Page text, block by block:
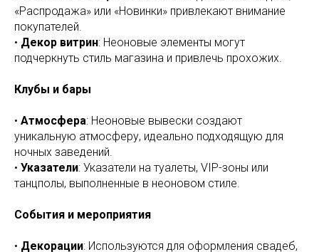
«Распродажа» или «Новинки» привлекают внимание
покупателей.
• Декор витрин: Неоновые элементы могут
подчеркнуть стиль магазина и привлечь прохожих.
Клубы и бары
• Атмосфера: Неоновые вывески создают
уникальную атмосферу, идеально подходящую для
ночных заведений.
• Указатели: Указатели на туалеты, VIP-зоны или
танцполы, выполненные в неоновом стиле.
События и мероприятия
• Декорации: Используются для оформления свадеб,